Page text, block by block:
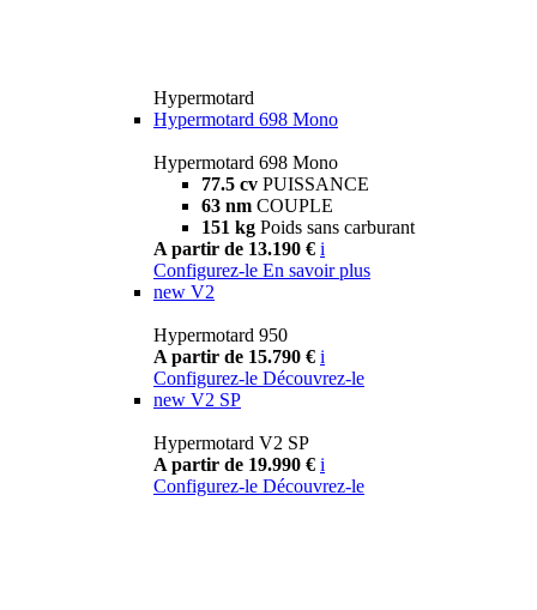
Hypermotard
Hypermotard 698 Mono
Hypermotard 698 Mono
77.5 cv PUISSANCE
63 nm COUPLE
151 kg Poids sans carburant
A partir de 13.190 € i
Configurez-le En savoir plus
new V2
Hypermotard 950
A partir de 15.790 € i
Configurez-le Découvrez-le
new V2 SP
Hypermotard V2 SP
A partir de 19.990 € i
Configurez-le Découvrez-le